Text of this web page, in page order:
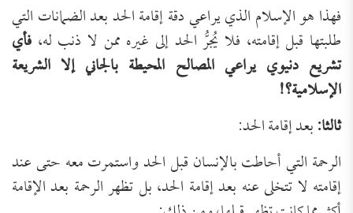
فهذا هو الإسلام الذي يراعي دقة إقامة الحد بعد الضمانات التي
طلبتها قبل إقامته، فلا يُجرُّ الحد إلى غيره ممن لا ذنب له، فأي
تشريع دنيوي يراعي المصالح المحيطة بالجاني إلا الشريعة
الإسلامية؟!
ثالثا:بعد إقامة الحد:
الرحمة التي أحاطت بالإنسان قبل الحد واستمرت معه حتى عند
إقامته لا تتخلى عنه بعد إقامة الحد، بل تظهر الرحمة بعد الإقامة